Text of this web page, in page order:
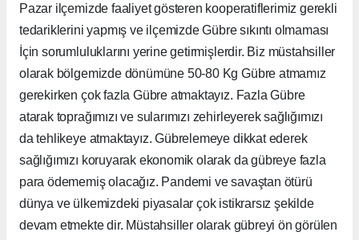
Pazar ilçemizde faaliyet gösteren kooperatiflerimiz gerekli
tedariklerini yapmış ve ilçemizde Gübre sıkıntı olmaması
İçin sorumluluklarını yerine getirmişlerdir. Biz müstahsiller
olarak bölgemizde dönümüne 50-80 Kg Gübre atmamız
gerekirken çok fazla Gübre atmaktayız. Fazla Gübre
atarak toprağımızı ve sularımızı zehirleyerek sağlığımızı
da tehlikeye atmaktayız. Gübrelemeye dikkat ederek
sağlığımızı koruyarak ekonomik olarak da gübreye fazla
para ödememiş olacağız. Pandemi ve savaştan ötürü
dünya ve ülkemizdeki piyasalar çok istikrarsız şekilde
devam etmekte dir. Müstahsiller olarak gübreyi ön görülen